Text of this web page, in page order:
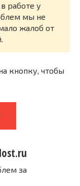
работе у
мы не
жалоб от
кнопку, чтобы
за